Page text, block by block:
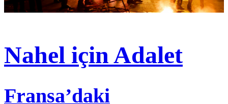
Nahel için Adalet
Fransa’daki